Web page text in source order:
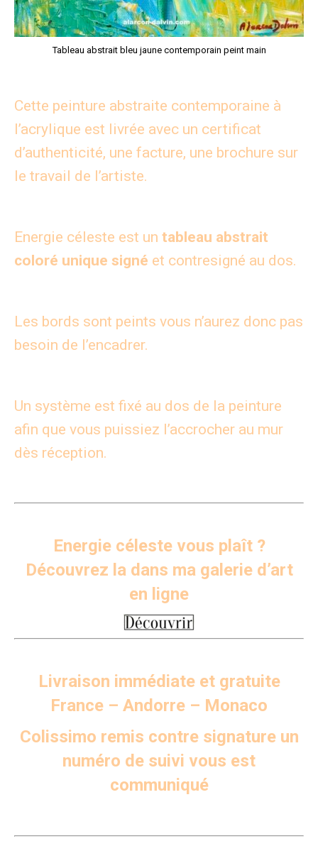
Tableau abstrait bleu jaune contemporain peint main
Cette peinture abstraite contemporaine à
l’acrylique est livrée avec un certificat
d’authenticité, une facture, une brochure sur
le travail de l’artiste.
Energie céleste est un tableau abstrait
coloré unique signé et contresigné au dos.
Les bords sont peints vous n’aurez donc pas
besoin de l’encadrer.
Un système est fixé au dos de la peinture
afin que vous puissiez l’accrocher au mur
dès réception.
Energie céleste vous plaît ?
Découvrez la dans ma galerie d’art
en ligne
Livraison immédiate et gratuite
France – Andorre – Monaco
Colissimo remis contre signature un
numéro de suivi vous est
communiqué